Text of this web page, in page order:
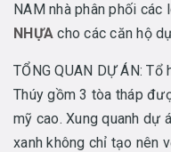
NAM nhà phân phối các
NHỰA cho các căn hộ
TỔNG QUAN DỰ ÁN:
Thúy gồm 3 tòa tháp
mỹ cao. Xung quanh dự
xanh không chỉ tạo nên